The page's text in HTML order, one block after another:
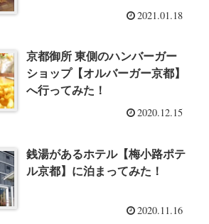
2021.01.18
京都御所 東側のハンバーガー
ショップ【オルバーガー京都】
へ行ってみた！
2020.12.15
銭湯があるホテル【梅小路ポテ
ル京都】に泊まってみた！
2020.11.16